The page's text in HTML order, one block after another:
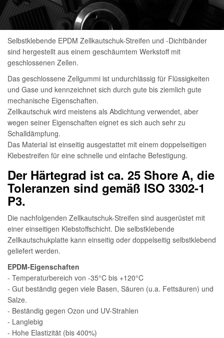
Selbstklebende EPDM Zellkautschuk-Streifen und -Dichtbänder
sind hergestellt aus einem geschäumtem Werkstoff mit
geschlossenen Zellen.
Das geschlossene Zellgummi ist undurchlässig für Flüssigkeiten
und Gase und kennzeichnet sich durch gute bis ziemlich gute
mechanische Eigenschaften.
Zellkautschuk wird meistens als Abdichtung verwendet, aber
wegen seiner Eigenschaften eignet es sich auch sehr zu
Schalldämpfung.
Das Material ist einseitig ausgestattet mit einem doppelseitigen
Klebestreifen für eine schnelle und einfache Befestigung.
Der Härtegrad ist ca. 25 Shore A, die
Toleranzen sind gemäß ISO 3302-1
P3.
Die nachfolgenden Zellkautschuk-Streifen sind ausgerüstet mit
einer einseitigen Klebstoffschicht. Die selbstklebende
Zellkautschukplatte kann einseitig oder doppelseitig selbstklebend
geliefert werden.
EPDM-Eigenschaften
- Temperaturbereich von -35°C bis +120°C
- Gut beständig gegen viele Basen, Säuren (u.a. Fettsäuren) und
Salze.
- Beständig gegen Ozon und UV-Strahlen
- Langlebig
- Hohe Elastizität (bis 400%)